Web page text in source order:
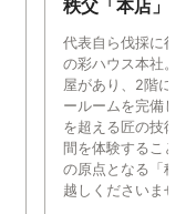
秩父「本店」
代表自ら伐採に行
の彩ハウス本社。
屋があり、2階に
ールームを完備し
を超える匠の技術
間を体験すること
の原点となる「秩
越しくださいませ